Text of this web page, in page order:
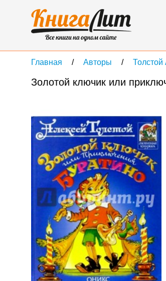
Главная Авторы Толстой
Золотой ключик или